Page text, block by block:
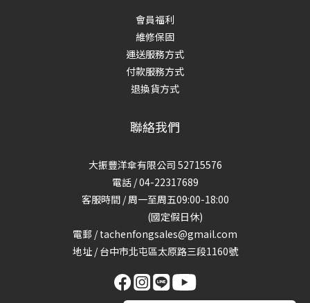
會員福利
維修保固
運送服務方式
付款服務方式
退換貨方式
聯絡我們
大振豐洋傘有限公司 52715576
電話 / 04-22317689
客服時間 / 周一至周五09:00-18:00
(國定假日休)
電郵 / tachenfongsales@gmail.com
地址 / 台中市北屯區太原路三段1160號